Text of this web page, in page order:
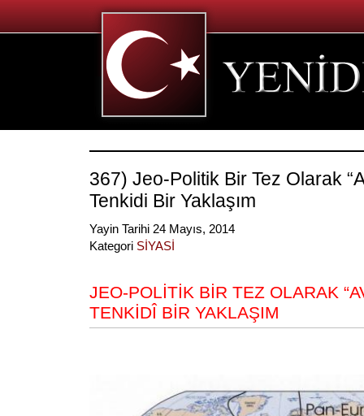
367) Jeo-Politik Bir Tez Olarak
Tenkidi Bir Yaklaşım
Yayin Tarihi 24 Mayıs, 2014
Kategori SİYASİ
JEO-POLİTİK BİR TEZ OLARAK
TENKİDÎ BİR YAKLAŞIM